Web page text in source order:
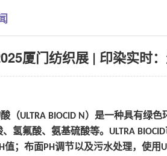
厦门纺织展 | 印染实时
（ULTRA BIOCID N ）是一种具有绿色
氢氟酸、氨基硫酸等。 ULTRA BIOCID
值；布面PH调节以及污水处理，使用